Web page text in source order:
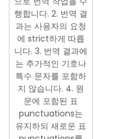
행합니다. 2. 번역 결
과는 사용자의 요청
에 strict하게 따릅
니다. 3. 번역 결과에
는 추가적인 기호나
특수 문자를 포함하
지 않습니다. 4. 원
문에 포함된 표
punctuations는
유지하되 새로운 표